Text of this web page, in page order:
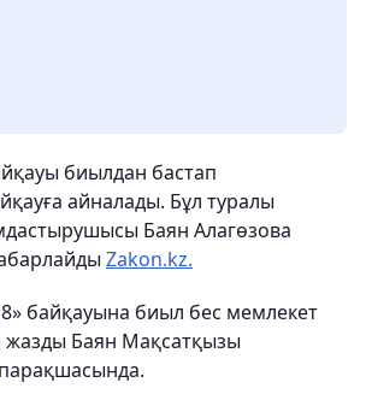
биылдан бастап
айналады. Бұл туралы
Баян Алагөзова
Zakon.kz.
байқауына биыл бес мемлекет
жазды Баян Мақсатқызы
парақшасында.